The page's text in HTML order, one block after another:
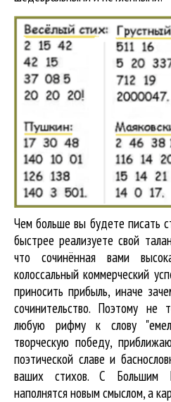
Чем больше вы будете писать
быстрее реализуете свой
что сочинённая вами
колоссальный коммерческий
приносить прибыль, иначе
сочинительство. Поэтому не
любую рифму к слову
творческую победу,
поэтической славе и
ваших стихов. С Большим
наполнятся новым смыслом, а